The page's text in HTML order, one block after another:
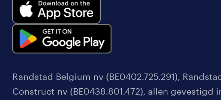
Randstad Belgium nv (BE0402.725.291),
Construct nv (BE0438.801.472), allen gevestigd